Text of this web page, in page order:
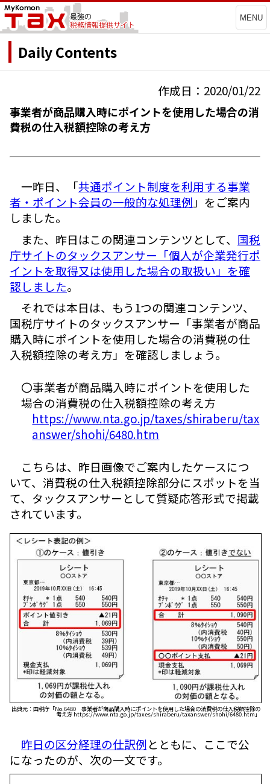
MENU
Daily Contents
作成日：2020/01/22
事業者が商品購入時にポイントを使用した場合の消
費税の仕入税額控除の考え方
一昨日、「共通ポイント制度を利用する事業
者・ポイント会員の一般的な処理例 」をご案内
しました。
また、昨日はこの関連コンテンツとして、 国税
庁サイトのタックスアンサー「個人が企業発行ポ
イントを取得又は使用した場合の取扱い」を確
認しました。
それでは本日は、もう1つの関連コンテンツ、
国税庁サイトのタックスアンサー「事業者が商品
購入時にポイントを使用した場合の消費税の仕
入税額控除の考え方」を確認しましょう。
〇事業者が商品購入時にポイントを使用した
場合の消費税の仕入税額控除の考え方
https://www.nta.go.jp/taxes/shiraberu/tax
answer/shohi/6480.htm
こちらは、昨日画像でご案内したケースにつ
いて、消費税の仕入税額控除部分にスポットを当
て、タックスアンサーとして質疑応答形式で掲載
されています。
出典元：国税庁「No.6480 事業者が商品購入時にポイントを使用した場合の消費税の仕入税額控除の
考え方 https://www.nta.go.jp/taxes/shiraberu/taxanswer/shohi/6480.htm」
昨日の区分経理の仕訳例とともに、ここで公
になったのが、次の一文です。